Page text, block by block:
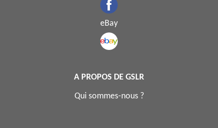
eBay
A PROPOS DE GSLR
Qui sommes-nous ?